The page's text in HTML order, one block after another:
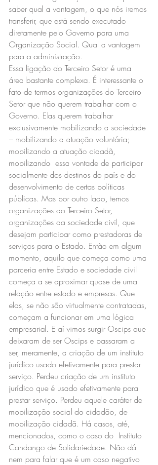
saber qual a vantagem, o que nós iremos
transferir, que está sendo executado
diretamente pelo Governo para uma
Organização Social. Qual a vantagem
para a administração.
Essa ligação do Terceiro Setor é uma
área bastante complexa. É interessante o
fato de termos organizações do Terceiro
Setor que não querem trabalhar com o
Governo. Elas querem trabalhar
exclusivamente mobilizando a sociedade
– mobilizando a atuação voluntária;
mobilizando a atuação cidadã,
mobilizando  essa vontade de participar
socialmente dos destinos do país e do
desenvolvimento de certas políticas
públicas. Mas por outro lado, temos
organizações do Terceiro Setor,
organizações da sociedade civil, que
desejam participar como prestadoras de
serviços para o Estado. Então em algum
momento, aquilo que começa como uma
parceria entre Estado e sociedade civil
começa a se aproximar quase de uma
relação entre estado e empresas. Que
elas, se não são virtualmente contratadas,
começam a funcionar em uma lógica
empresarial. E aí vimos surgir Oscips que
deixaram de ser Oscips e passaram a
ser, meramente, a criação de um instituto
jurídico usado efetivamente para prestar
serviço. Perdeu criação de um instituto
jurídico que é usado efetivamente para
prestar serviço. Perdeu aquele caráter de
mobilização social do cidadão, de
mobilização cidadã. Há casos, até,
mencionados, como o caso do  Instituto
Candango de Solidariedade. Não dá
nem para falar que é um caso negativo